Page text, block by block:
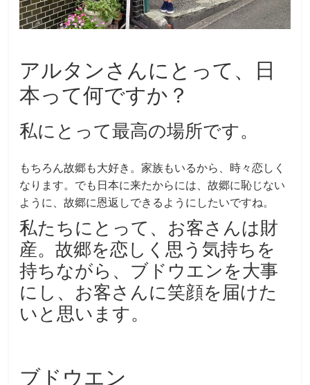
アルタンさんにとって、日
本って何ですか？
私にとって最高の場所です。
もちろん故郷も大好き。家族もいるから、時々恋しく
なります。でも日本に来たからには、故郷に恥じない
ように、故郷に恩返しできるようにしたいですね。
私たちにとって、お客さんは財
産。故郷を恋しく思う気持ちを
持ちながら、ブドウエンを大事
にし、お客さんに笑顔を届けた
いと思います。
ブドウエン